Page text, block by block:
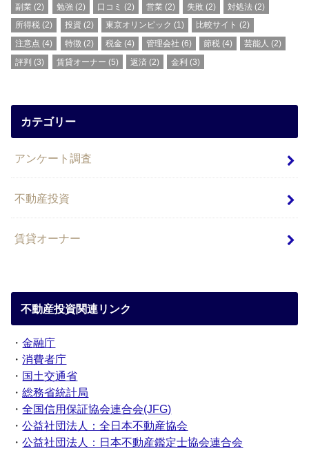
副業 (2) 勉強 (2) 口コミ (2) 営業 (2) 失敗 (2) 対処法 (2)
所得税 (2) 投資 (2) 東京オリンピック (1) 比較サイト (2)
注意点 (4) 特徴(2) 税金 (4) 管理会社 (6) 節税 (4) 芸能人 (2)
評判 (3) 賃貸オーナー (5) 返済 (2) 金利 (3)
カテゴリー
アンケート調査
不動産投資
賃貸オーナー
不動産投資関連リンク
・金融庁
・消費者庁
・ 国土交通省
・総務省統計局
・全国信用保証協会連合会(JFG)
・公益社団法人：全日本不動産協会
・公益社団法人：日本不動産鑑定士協会連合会